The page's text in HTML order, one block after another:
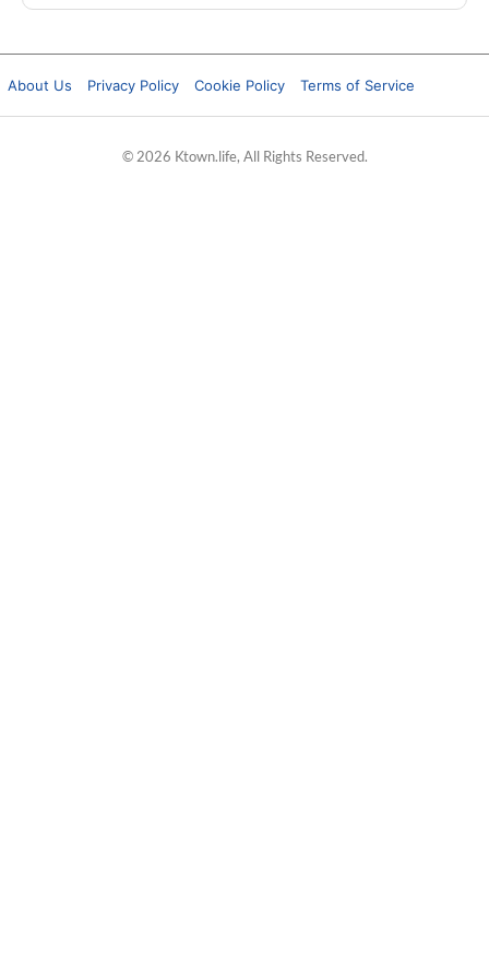
About Us Privacy Policy Cookie Policy Terms of Service
© 2026 Ktown.life, All Rights Reserved.